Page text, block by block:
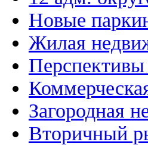
Новые
Жилая
Загородная
Вторичный